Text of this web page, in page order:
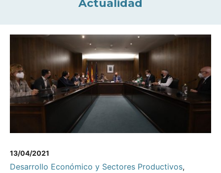
Actualidad
13/04/2021
Desarrollo Económico y Sectores Productivos,